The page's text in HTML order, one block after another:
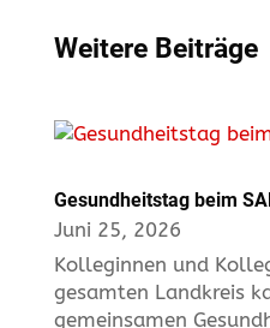
Weitere Beiträge
Gesundheitstag beim
Juni 25, 2026
Kolleginnen und
gesamten Landkreis
gemeinsamen